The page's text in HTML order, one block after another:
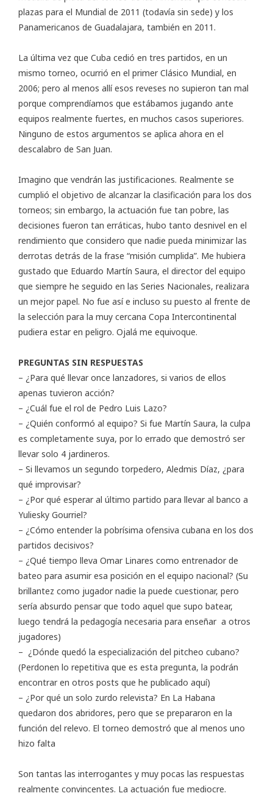
plazas para el Mundial de 2011 (todavía sin sede) y los
Panamericanos de Guadalajara, también en 2011.
La última vez que Cuba cedió en tres partidos, en un
mismo torneo, ocurrió en el primer Clásico Mundial, en
2006; pero al menos allí esos reveses no supieron tan mal
porque comprendíamos que estábamos jugando ante
equipos realmente fuertes, en muchos casos superiores.
Ninguno de estos argumentos se aplica ahora en el
descalabro de San Juan.
Imagino que vendrán las justificaciones. Realmente se
cumplió el objetivo de alcanzar la clasificación para los dos
torneos; sin embargo, la actuación fue tan pobre, las
decisiones fueron tan erráticas, hubo tanto desnivel en el
rendimiento que considero que nadie pueda minimizar las
derrotas detrás de la frase “misión cumplida”. Me hubiera
gustado que Eduardo Martín Saura, el director del equipo
que siempre he seguido en las Series Nacionales, realizara
un mejor papel. No fue así e incluso su puesto al frente de
la selección para la muy cercana Copa Intercontinental
pudiera estar en peligro. Ojalá me equivoque.
PREGUNTAS SIN RESPUESTAS
– ¿Para qué llevar once lanzadores, si varios de ellos
apenas tuvieron acción?
– ¿Cuál fue el rol de Pedro Luis Lazo?
– ¿Quién conformó al equipo? Si fue Martín Saura, la culpa
es completamente suya, por lo errado que demostró ser
llevar solo 4 jardineros.
– Si llevamos un segundo torpedero, Aledmis Díaz, ¿para
qué improvisar?
– ¿Por qué esperar al último partido para llevar al banco a
Yuliesky Gourriel?
– ¿Cómo entender la pobrísima ofensiva cubana en los dos
partidos decisivos?
– ¿Qué tiempo lleva Omar Linares como entrenador de
bateo para asumir esa posición en el equipo nacional? (Su
brillantez como jugador nadie la puede cuestionar, pero
sería absurdo pensar que todo aquel que supo batear,
luego tendrá la pedagogía necesaria para enseñar a otros
jugadores)
– ¿Dónde quedó la especialización del pitcheo cubano?
(Perdonen lo repetitiva que es esta pregunta, la podrán
encontrar en otros posts que he publicado aquí)
– ¿Por qué un solo zurdo relevista? En La Habana
quedaron dos abridores, pero que se prepararon en la
función del relevo. El torneo demostró que al menos uno
hizo falta
Son tantas las interrogantes y muy pocas las respuestas
realmente convincentes. La actuación fue mediocre.